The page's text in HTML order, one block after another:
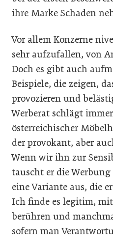
ihre Marke Schaden
Vor allem Konzerne
sehr aufzufallen, von
Doch es gibt auch
Beispiele, die zeigen,
provozieren und
Werberat schlägt
österreichischer
der provokant, aber
Wenn wir ihn zur
tauscht er die
eine Variante aus, die
Ich finde es legitim,
berühren und
sofern man